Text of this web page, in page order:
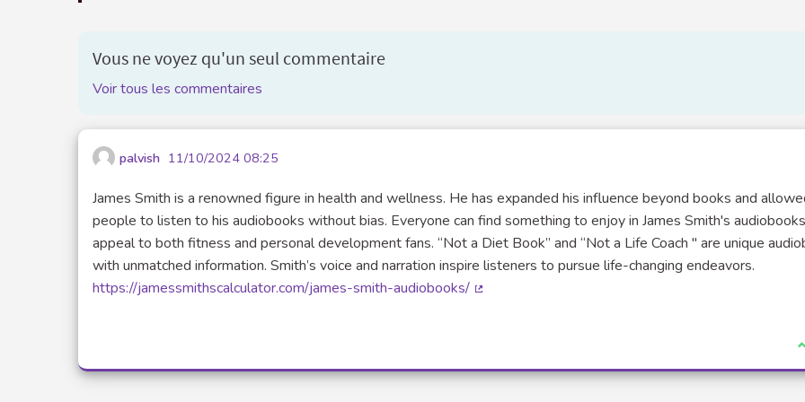
Vous ne voyez qu'un seul commentaire
Voir tous les commentaires
palvish 11/10/2024 08:25
James Smith is a renowned figure in health and wellness. He has expanded his influence beyond books and
people to listen to his audiobooks without bias. Everyone can find something to enjoy in James Smith's
appeal to both fitness and personal development fans. “Not a Diet Book” and “Not a Life Coach " are unique
with unmatched information. Smith’s voice and narration inspire listeners to pursue life-changing endeavors.
https://jamessmithscalculator.com/james-smith-audiobooks/